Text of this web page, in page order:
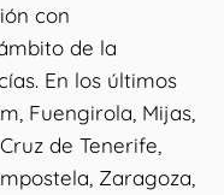
con
de la
En los últimos
Fuengirola, Mijas,
de Tenerife,
Zaragoza,